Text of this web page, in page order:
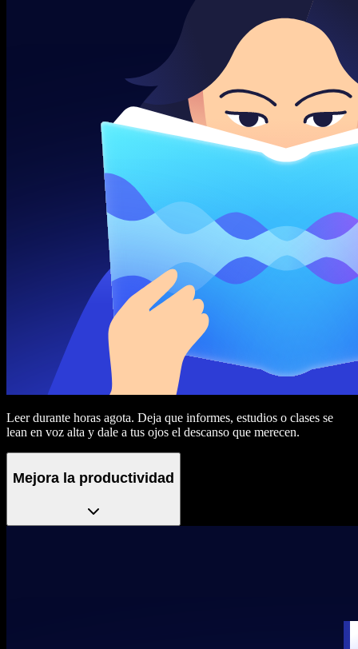
Leer durante horas agota. Deja que informes, estudios o clases se
lean en voz alta y dale a tus ojos el descanso que merecen.
Mejora la productividad